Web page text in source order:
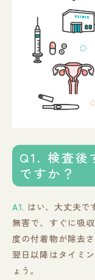
Q1. 検査後
ですか？
A1. はい、大丈夫で
無害で、すぐに吸
度の付着物が除去
翌日以降はタイミ
ょう。